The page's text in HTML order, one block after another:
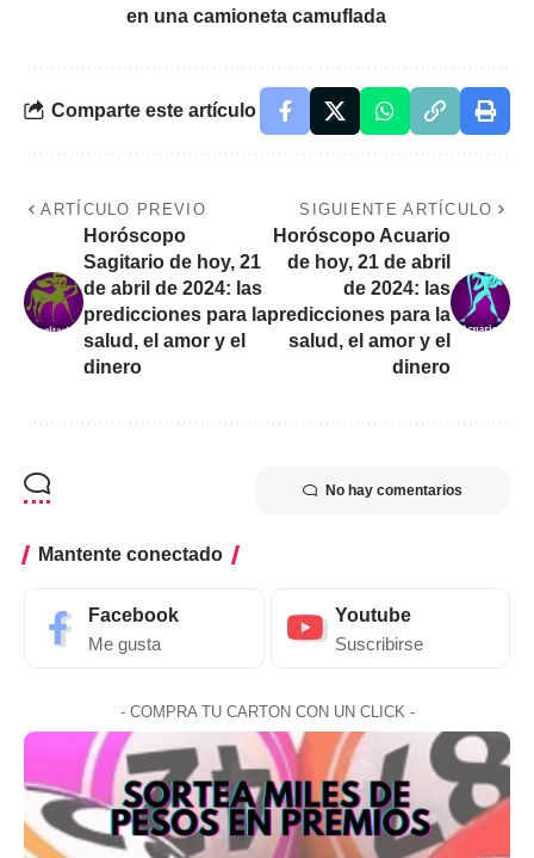
en una camioneta camuflada
Comparte este artículo
ARTÍCULO PREVIO
Horóscopo
Sagitario de hoy, 21
de abril de 2024: las
predicciones para la
salud, el amor y el
dinero
SIGUIENTE ARTÍCULO
Horóscopo Acuario
de hoy, 21 de abril
de 2024: las
predicciones para la
salud, el amor y el
dinero
No hay comentarios
Mantente conectado
Facebook
Me gusta
Youtube
Suscribirse
- COMPRA TU CARTON CON UN CLICK -